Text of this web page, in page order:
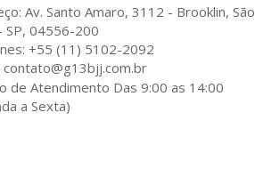
Av. Santo Amaro, 3112 - Brooklin, São
SP, 04556-200
+55 (11) 5102-2092
contato@g13bjj.com.br
de Atendimento Das 9:00 as 14:00
a Sexta)